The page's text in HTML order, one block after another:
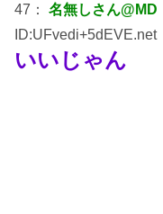
47： 名無しさん@MD
ID:UFvedi+5dEVE.net
いいじゃん